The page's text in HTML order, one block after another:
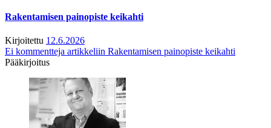
Rakentamisen painopiste keikahti
Kirjoitettu 12.6.2026
Ei kommentteja artikkeliin Rakentamisen painopiste keikahti
Pääkirjoitus